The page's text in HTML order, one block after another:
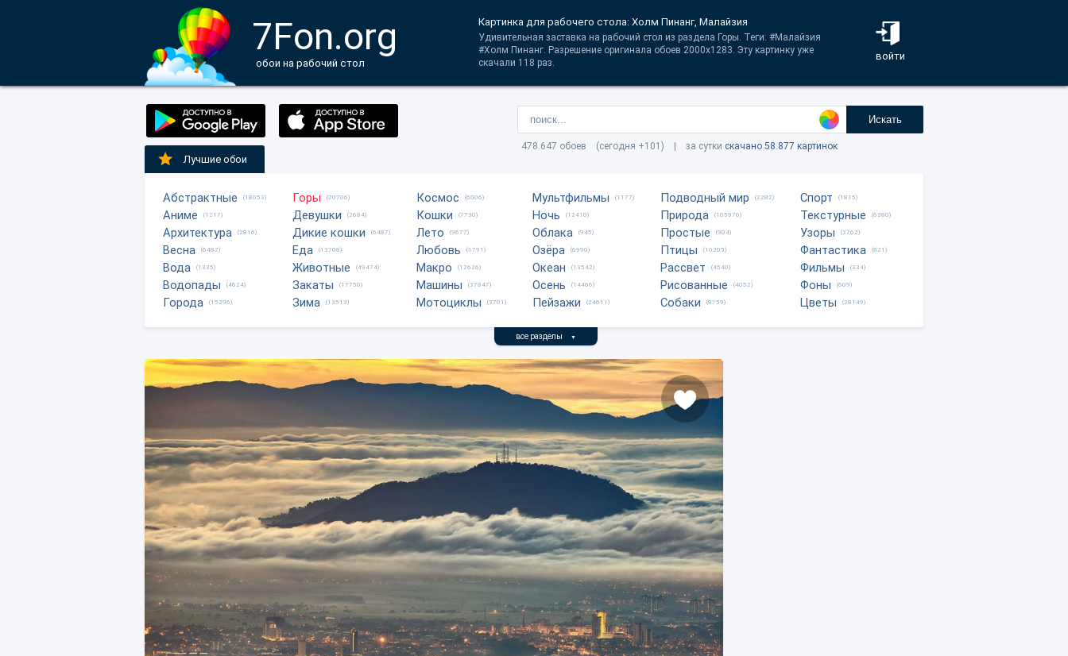
7Fon.org
обои на рабочий стол
войти
Картинка для рабочего стола: Холм Пинанг, Малайзия
Удивительная заставка на рабочий стол из раздела Горы. Теги: #Малайзия
#Холм Пинанг. Разрешение оригинала обоев 2000x1283. Эту картинку уже
скачали 118 раз.
Искать
478.647 обоев (сегодня +101) | за сутки скачано 58.877 картинок
Лучшие обои
Абстрактные (18053)
Аниме (1217)
Архитектура (2816)
Весна (6482)
Вода (1335)
Водопады (4624)
Города (15296)
Горы (20706)
Девушки (2684)
Дикие кошки (6487)
Еда (13708)
Животные (49474)
Закаты (17750)
Зима (13513)
Космос (6006)
Кошки (7730)
Лето (9677)
Любовь (1791)
Макро (12626)
Машины (37847)
Мотоциклы (3701)
Мультфильмы (1177)
Ночь (12410)
Облака (945)
Озёра (6990)
Океан (13542)
Осень (14466)
Пейзажи (24611)
Подводный мир (2282)
Природа (105976)
Простые (904)
Птицы (10205)
Рассвет (4540)
Рисованные (4052)
Собаки (8759)
Спорт (1815)
Текстурные (6380)
Узоры (3762)
Фантастика (821)
Фильмы (334)
Фоны (609)
Цветы (28149)
все разделы ▼